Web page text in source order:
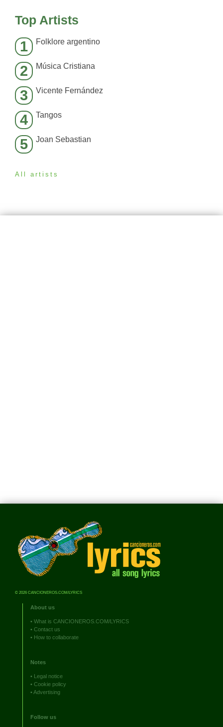
Top Artists
1 Folklore argentino
2 Música Cristiana
3 Vicente Fernández
4 Tangos
5 Joan Sebastian
All artists
© 2026 CANCIONEROS.COM/LYRICS
About us
• What is CANCIONEROS.COM/LYRICS
• Contact us
• How to collaborate
Notes
• Legal notice
• Cookie policy
•Advertising
Follow us